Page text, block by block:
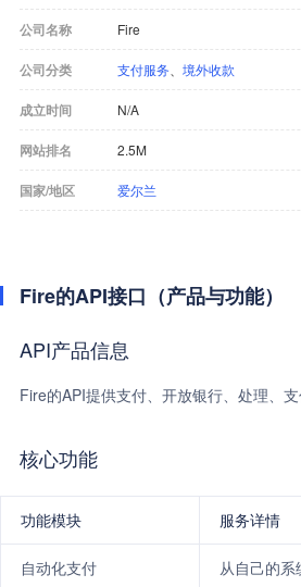
公司名称 Fire
公司分类 支付服务 境外收款
成立时间 N/A
网站排名 2.5M
国家/地区 爱尔兰
Fire的API接口（产品与功能）
API产品信息
Fire的API提供支付、开放银行、处理、
核心功能
功能模块 服务详情
自动化支付 从自己的